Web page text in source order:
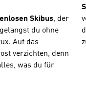
Skibus, der
du ohne
Auf das
verzichten, denn
was du für